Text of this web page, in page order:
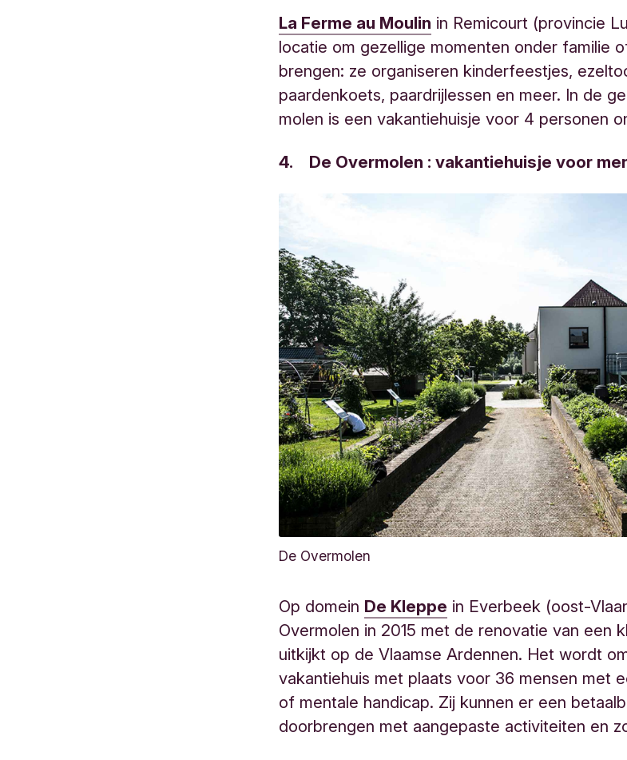
La Ferme au Moulin in Remicourt (provincie
locatie om gezellige momenten onder familie
brengen: ze organiseren kinderfeestjes,
paardenkoets, paardrijlessen en meer. In de
molen is een vakantiehuisje voor 4 personen
4. De Overmolen : vakantiehuisje voor
De Overmolen
Op domein De Kleppe in Everbeek (oost-
Overmolen in 2015 met de renovatie van een
uitkijkt op de Vlaamse Ardennen. Het wordt
vakantiehuis met plaats voor 36 mensen met
of mentale handicap. Zij kunnen er een
doorbrengen met aangepaste activiteiten en